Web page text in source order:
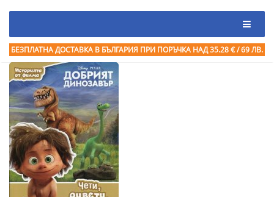
БЕЗПЛАТНА ДОСТАВКА В БЪЛГАРИЯ ПРИ ПОРЪЧКА НАД 35.28 € / 69 ЛВ.